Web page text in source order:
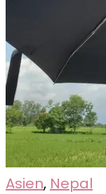
Asien, Nepal